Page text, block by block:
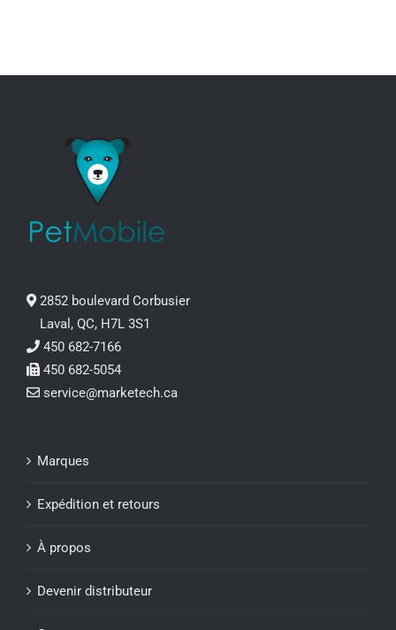
2852 boulevard Corbusier
Laval, QC, H7L 3S1
450 682-7166
450 682-5054
service@marketech.ca
Marques
Expédition et retours
À propos
Devenir distributeur